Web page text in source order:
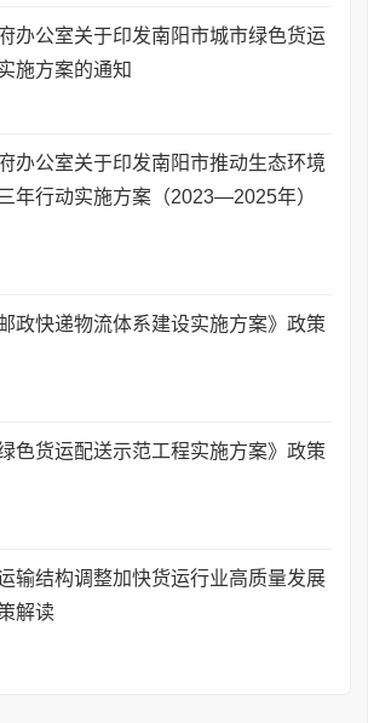
办公室关于印发南阳市城市绿色货运
施方案的通知
办公室关于印发南阳市推动生态环境
年行动实施方案（2023—2025年）
政快递物流体系建设实施方案》政策
色货运配送示范工程实施方案》政策
输结构调整加快货运行业高质量发展
解读